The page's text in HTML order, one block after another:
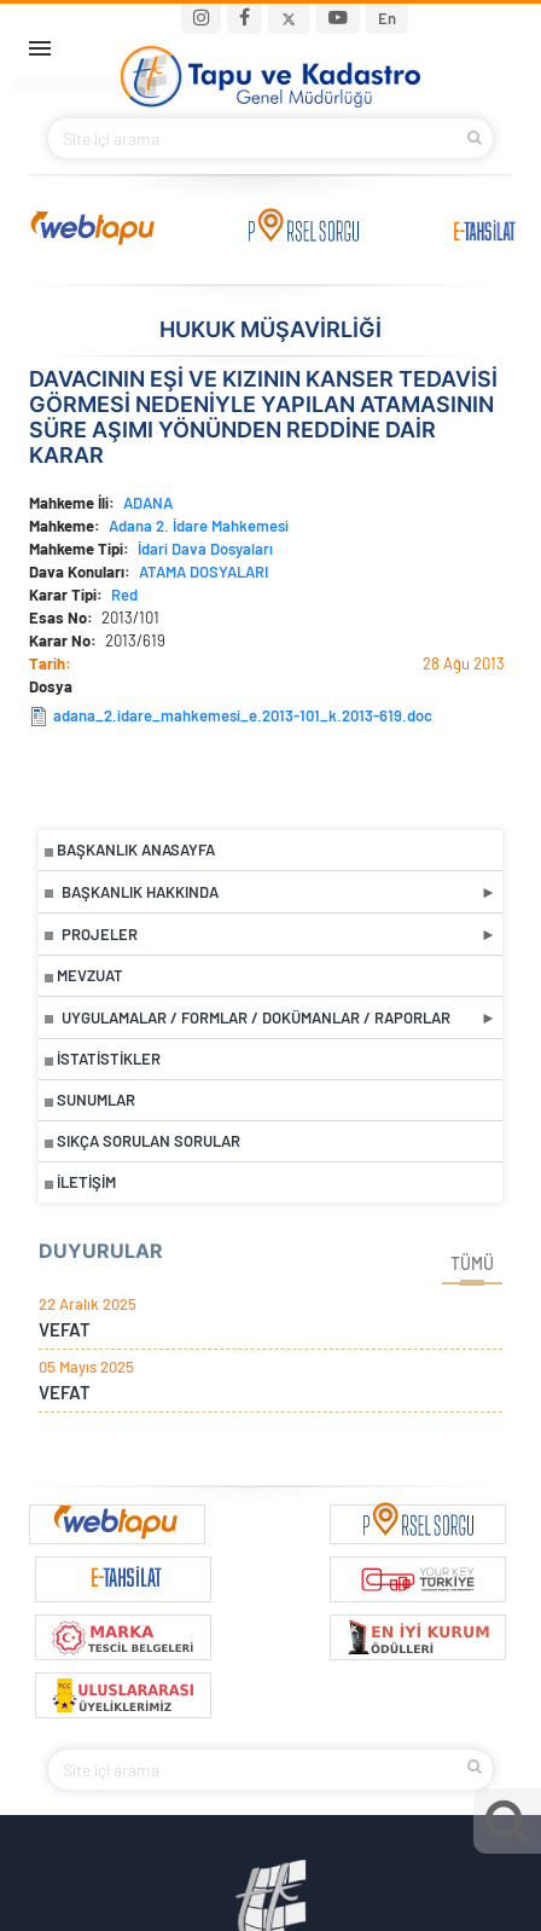
En
Main navigation
BAKANIMIZ
KURUMSAL
İLETIŞIM
HUKUK MÜŞAVİRLİĞİ
BAŞKANLIK ANASAYFA
BAŞKANLIK HAKKINDA
PROJELER
MEVZUAT
UYGULAMALAR / FORMLAR / DOKÜMANLAR / RAPORLAR
İSTATISTIKLER
SUNUMLAR
SIKÇA SORULAN SORULAR
İLETIŞIM
DUYURULAR
TÜMÜ
22 Aralık 2025
VEFAT
05 Mayıs 2025
VEFAT
DAVACININ EŞİ VE KIZININ KANSER TEDAVİSİ
GÖRMESİ NEDENİYLE YAPILAN ATAMASININ
SÜRE AŞIMI YÖNÜNDEN REDDİNE DAİR
KARAR
Mahkeme İli
ADANA
Mahkeme
Adana 2. İdare Mahkemesi
Mahkeme Tipi
İdari Dava Dosyaları
Dava Konuları
ATAMA DOSYALARI
Karar Tipi
Red
Esas No
2013/101
Karar No
2013/619
Tarih
28 Ağu 2013
Dosya
adana_2.idare_mahkemesi_e.2013-101_k.2013-619.doc